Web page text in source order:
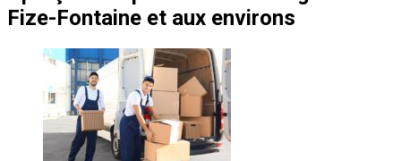
Fize-Fontaine et aux environs